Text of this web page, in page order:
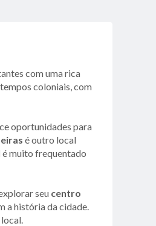
com uma rica
coloniais, com
oportunidades para
é outro local
é muito frequentado
seu centro
a história da cidade.